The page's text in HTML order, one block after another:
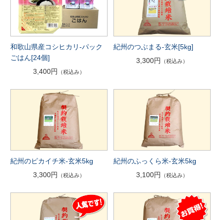
和歌山県産コシヒカリ-パック
ごはん[24個]
3,400円
（税込み）
紀州のつぶまる-玄米[5kg]
3,300円
（税込み）
紀州のピカイチ米-玄米5kg
3,300円
（税込み）
紀州のふっくら米-玄米5kg
3,100円
（税込み）